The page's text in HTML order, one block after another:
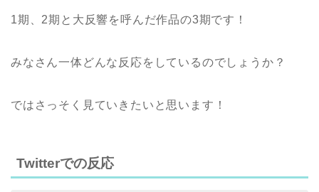
1期、2期と大反響を呼んだ作品の3期です！
みなさん一体どんな反応をしているのでしょうか？
ではさっそく見ていきたいと思います！
Twitterでの反応